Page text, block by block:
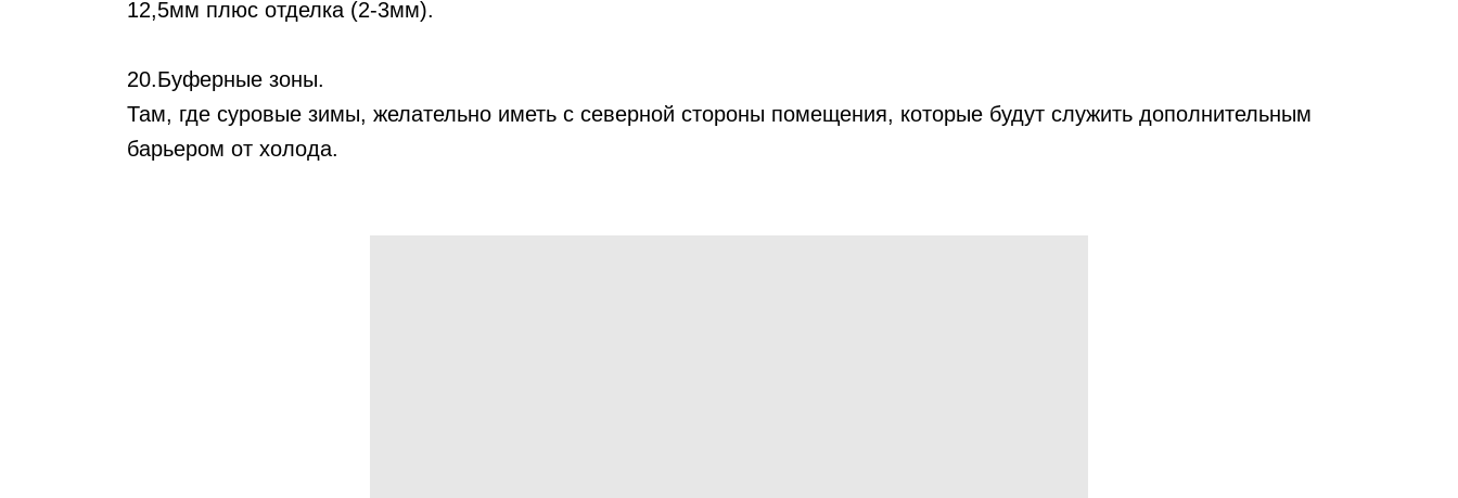
12,5мм плюс отделка (2-3мм).
20.Буферные зоны.
Там, где суровые зимы, желательно иметь с северной стороны помещения, которые будут служить дополнительным
барьером от холода.